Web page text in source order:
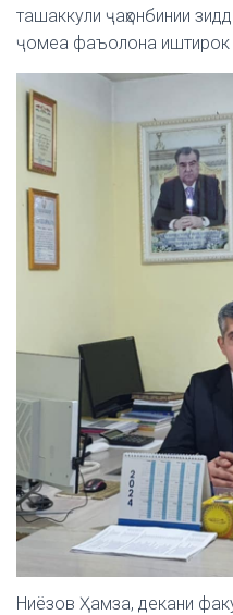
ташаккули ҷаҳонбинии
ҷомеа фаъолона иштирок
Ниёзов Ҳамза, декани